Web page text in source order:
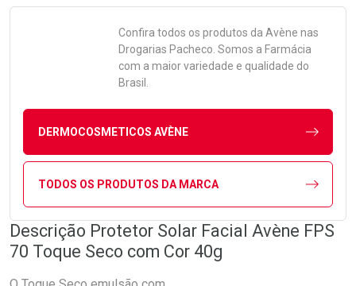
Confira todos os produtos da Avène nas
Drogarias Pacheco. Somos a Farmácia
com a maior variedade e qualidade do
Brasil.
DERMOCOSMETICOS AVÈNE
TODOS OS PRODUTOS DA MARCA
Descrição Protetor Solar Facial Avène FPS
70 Toque Seco com Cor 40g